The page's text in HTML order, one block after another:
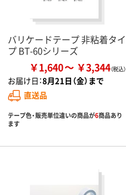
バリケードテープ 非粘着タイ
プ BT-60シリーズ
￥1,640 ￥3,344
お届け日：8月21日（金）まで
直送品
テープ色・販売単位違いの商品が6商品あり
ます